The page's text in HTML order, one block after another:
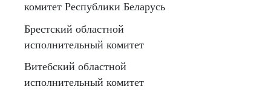
комитет Республики Беларусь
Брестский областной
исполнительный комитет
Витебский областной
исполнительный комитет